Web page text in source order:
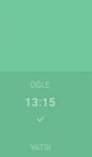
ÖĞLE
13:15
YATSI